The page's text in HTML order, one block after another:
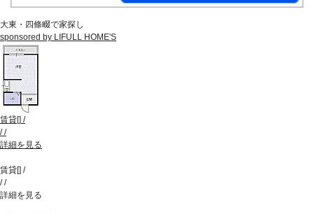
大東・四條畷で家探し
sponsored by LIFULL HOME'S
賃貸[] /
//
詳細を見る
賃貸[] /
//
詳細を見る